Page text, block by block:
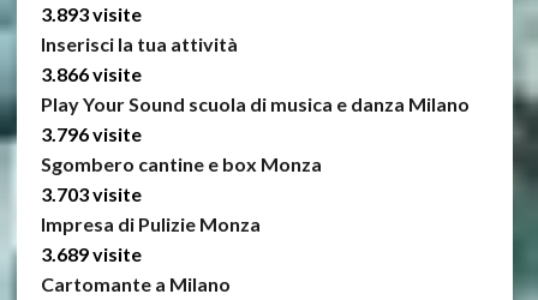
3.893 visite
Inserisci la tua attività
3.866 visite
Play Your Sound scuola di musica e danza Milano
3.796 visite
Sgombero cantine e box Monza
3.703 visite
Impresa di Pulizie Monza
3.689 visite
Cartomante a Milano